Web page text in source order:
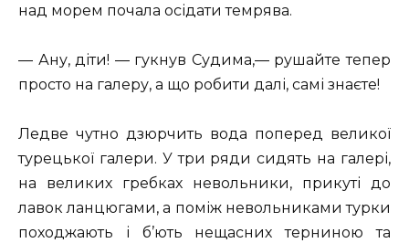
над морем почала осідати темрява.
— Ану, діти! — гукнув Судима,— рушайте тепер
просто на галеру, а що робити далі, самі знаєте!
Ледве чутно дзюрчить вода поперед великої
турецької галери. У три ряди сидять на галері,
на великих гребках невольники, прикуті до
лавок ланцюгами, а поміж невольниками турки
походжають і б’ють нещасних терниною та